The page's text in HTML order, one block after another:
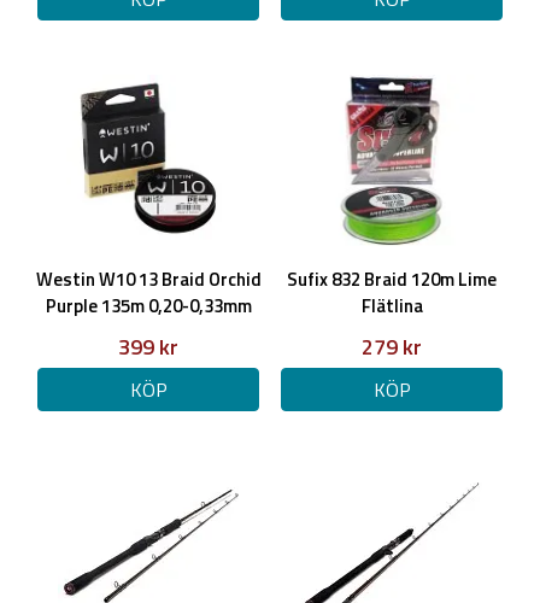
Storlek: 301BC
Vänstervev
Kullager: 10+1BB
Vikt: 245g
Utväxling: 5,6:1 / 70cm
Linkapacitiet: 0,30mm 230m
Westin W10 13 Braid Orchid
Purple 135m 0,20-0,33mm
399 kr
KÖP
Sufix 832 Braid 120m Lime
Flätlina
279 kr
KÖP